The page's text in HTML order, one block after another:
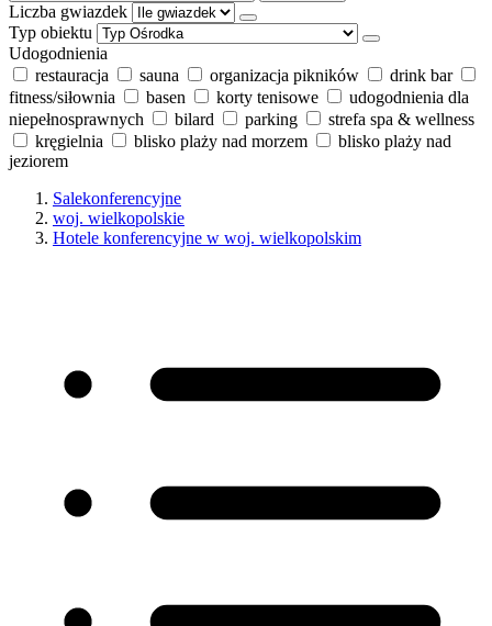
Liczba gwiazdek
Typ obiektu
Udogodnienia
restauracja
sauna organizacja pikników
drink bar
fitness/siłownia
basen korty tenisowe
udogodnienia dla
niepełnosprawnych
bilard parking
strefa spa & wellness
kręgielnia
blisko plaży nad morzem
blisko plaży nad
jeziorem
Salekonferencyjne
woj. wielkopolskie
Hotele konferencyjne w woj. wielkopolskim